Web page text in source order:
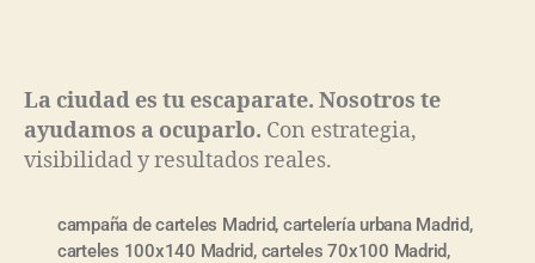
La ciudad es tu escaparate. Nosotros te
ayudamos a ocuparlo. Con estrategia,
visibilidad y resultados reales.
campaña de carteles Madrid, cartelería urbana Madrid,
carteles 100x140 Madrid, carteles 70x100 Madrid,